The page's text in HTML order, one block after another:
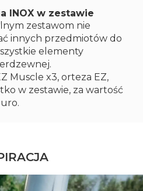
INOX w zestawie
zestawom nie
innych przedmiotów do
elementy
Muscle x3, orteza EZ,
w zestawie, za wartość